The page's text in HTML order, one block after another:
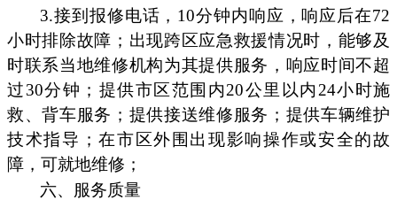
3.接到报修电话，10分钟内响应，响应后在72
小时排除故障；出现跨区应急救援情况时，能够及
时联系当地维修机构为其提供服务，响应时间不超
过30分钟；提供市区范围内20公里以内24小时施
救、背车服务；提供接送维修服务；提供车辆维护
技术指导；在市区外围出现影响操作或安全的故
障，可就地维修；
六、服务质量